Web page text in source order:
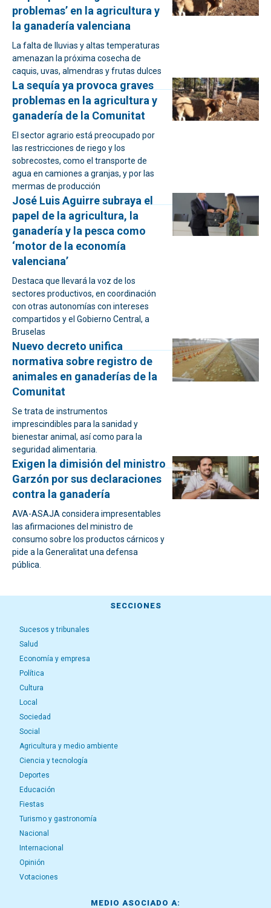
problemas’ en la agricultura y
la ganadería valenciana
La falta de lluvias y altas temperaturas
amenazan la próxima cosecha de
caquis, uvas, almendras y frutas dulces
La sequía ya provoca graves
problemas en la agricultura y
ganadería de la Comunitat
El sector agrario está preocupado por
las restricciones de riego y los
sobrecostes, como el transporte de
agua en camiones a granjas, y por las
mermas de producción
José Luis Aguirre subraya el
papel de la agricultura, la
ganadería y la pesca como
‘motor de la economía
valenciana’
Destaca que llevará la voz de los
sectores productivos, en coordinación
con otras autonomías con intereses
compartidos y el Gobierno Central, a
Bruselas
Nuevo decreto unifica
normativa sobre registro de
animales en ganaderías de la
Comunitat
Se trata de instrumentos
imprescindibles para la sanidad y
bienestar animal, así como para la
seguridad alimentaria.
Exigen la dimisión del ministro
Garzón por sus declaraciones
contra la ganadería
AVA-ASAJA considera impresentables
las afirmaciones del ministro de
consumo sobre los productos cárnicos y
pide a la Generalitat una defensa
pública.
SECCIONES
Sucesos y tribunales
Salud
Economía y empresa
Política
Cultura
Local
Sociedad
Social
Agricultura y medio ambiente
Ciencia y tecnología
Deportes
Educación
Fiestas
Turismo y gastronomía
Nacional
Internacional
Opinión
Votaciones
MEDIO ASOCIADO A: